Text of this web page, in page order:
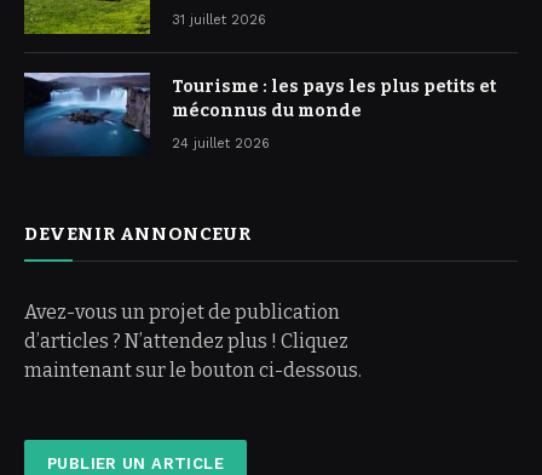
31 juillet 2026
Tourisme : les pays les plus petits et
méconnus du monde
24 juillet 2026
DEVENIR ANNONCEUR
Avez-vous un projet de publication
d’articles ? N’attendez plus ! Cliquez
maintenant sur le bouton ci-dessous.
PUBLIER UN ARTICLE